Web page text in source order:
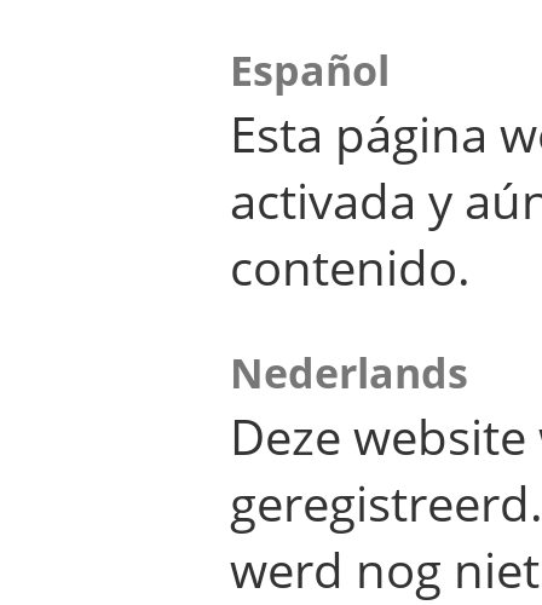
Español
Esta página
activada y
contenido.
Nederlands
Deze
werd nog